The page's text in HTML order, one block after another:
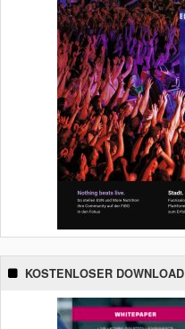
KOSTENLOSER DOWNLOAD